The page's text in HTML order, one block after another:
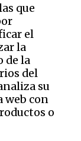
que
el
la
de la
del
su
web con
o